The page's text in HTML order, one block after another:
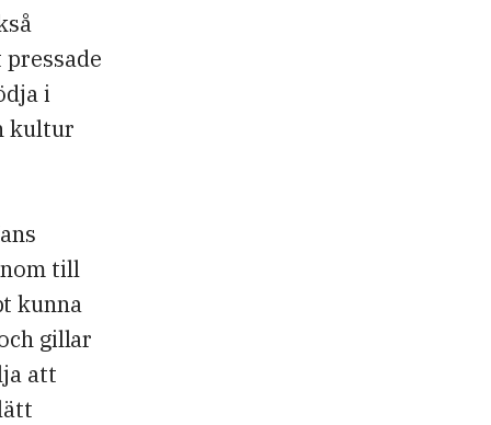
i
kultur
till
kunna
gillar
att